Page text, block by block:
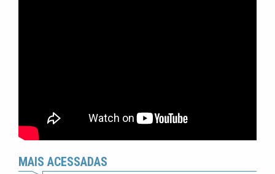
MAIS ACESSADAS